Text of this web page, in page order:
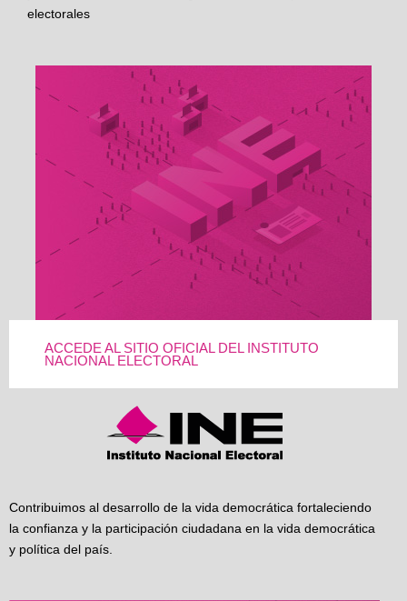
electorales
ACCEDE AL SITIO OFICIAL DEL INSTITUTO
NACIONAL ELECTORAL
Contribuimos al desarrollo de la vida democrática fortaleciendo
la confianza y la participación ciudadana en la vida democrática
y política del país.